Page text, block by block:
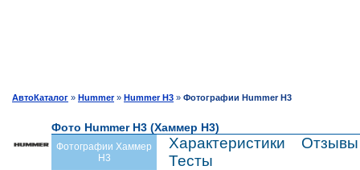
АвтоКаталог » Hummer» Hummer H3 » Фотографии Hummer H3
Фото Hummer H3 (Хаммер Н3)
Фотографии Хаммер
Н3
Характеристики
Отзывы
Тесты